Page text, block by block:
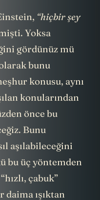
“hiçbir şey
Yoksa
gördünüz mü
bunu
konusu, aynı
konularından
önce bu
Bunu
aşılabileceğini
bu üç yöntemden
çabuk”